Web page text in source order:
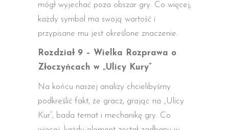
mógł wyjechać poza obszar gry. Co więcej,
każdy symbol ma swoją wartość i
przypisane mu jest określone znaczenie.
Rozdział 9 – Wielka Rozprawa o
Złoczyńcach w „Ulicy Kury”
Na końcu naszej analizy chcielibyśmy
podkreślić fakt, że gracz, grając na „Ulicy
Kur”, bada temat i mechanikę gry. Co